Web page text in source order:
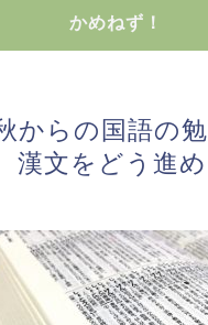
かめねず！
からの国語の
漢文をどう進め